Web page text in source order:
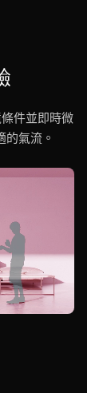
件並即時微
氣流。